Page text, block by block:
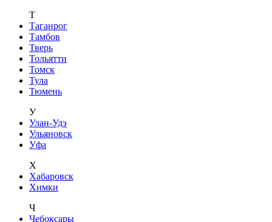
Т
Таганрог
Тамбов
Тверь
Тольятти
Томск
Тула
Тюмень
У
Улан-Удэ
Ульяновск
Уфа
Х
Хабаровск
Химки
Ч
Чебоксары